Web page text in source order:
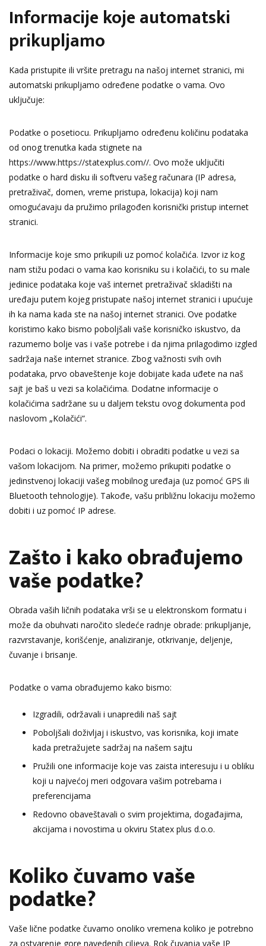
Informacije koje automatski
prikupljamo
Kada pristupite ili vršite pretragu na našoj internet stranici, mi
automatski prikupljamo određene podatke o vama. Ovo
uključuje:
Podatke o posetiocu. Prikupljamo određenu količinu podataka
od onog trenutka kada stignete na
https://www.https://statexplus.com//. Ovo može uključiti
podatke o hard disku ili softveru vašeg računara (IP adresa,
pretraživač, domen, vreme pristupa, lokacija) koji nam
omogućavaju da pružimo prilagođen korisnički pristup internet
stranici.
Informacije koje smo prikupili uz pomoć kolačića. Izvor iz kog
nam stižu podaci o vama kao korisniku su i kolačići, to su male
jedinice podataka koje vaš internet pretraživač skladišti na
uređaju putem kojeg pristupate našoj internet stranici i upućuje
ih ka nama kada ste na našoj internet stranici. Ove podatke
koristimo kako bismo poboljšali vaše korisničko iskustvo, da
razumemo bolje vas i vaše potrebe i da njima prilagodimo izgled
sadržaja naše internet stranice. Zbog važnosti svih ovih
podataka, prvo obaveštenje koje dobijate kada uđete na naš
sajt je baš u vezi sa kolačićima. Dodatne informacije o
kolačićima sadržane su u daljem tekstu ovog dokumenta pod
naslovom „Kolačići“.
Podaci o lokaciji. Možemo dobiti i obraditi podatke u vezi sa
vašom lokacijom. Na primer, možemo prikupiti podatke o
jedinstvenoj lokaciji vašeg mobilnog uređaja (uz pomoć GPS ili
Bluetooth tehnologije). Takođe, vašu približnu lokaciju možemo
dobiti i uz pomoć IP adrese.
Zašto i kako obrađujemo
vaše podatke?
Obrada vaših ličnih podataka vrši se u elektronskom formatu i
može da obuhvati naročito sledeće radnje obrade: prikupljanje,
razvrstavanje, korišćenje, analiziranje, otkrivanje, deljenje,
čuvanje i brisanje.
Podatke o vama obrađujemo kako bismo:
Izgradili, održavali i unapredili naš sajt
Poboljšali doživljaj i iskustvo, vas korisnika, koji imate
kada pretražujete sadržaj na našem sajtu
Pružili one informacije koje vas zaista interesuju i u obliku
koji u najvećoj meri odgovara vašim potrebama i
preferencijama
Redovno obaveštavali o svim projektima, događajima,
akcijama i novostima u okviru Statex plus d.o.o.
Koliko čuvamo vaše
podatke?
Vaše lične podatke čuvamo onoliko vremena koliko je potrebno
za ostvarenje gore navedenih ciljeva. Rok čuvanja vaše IP